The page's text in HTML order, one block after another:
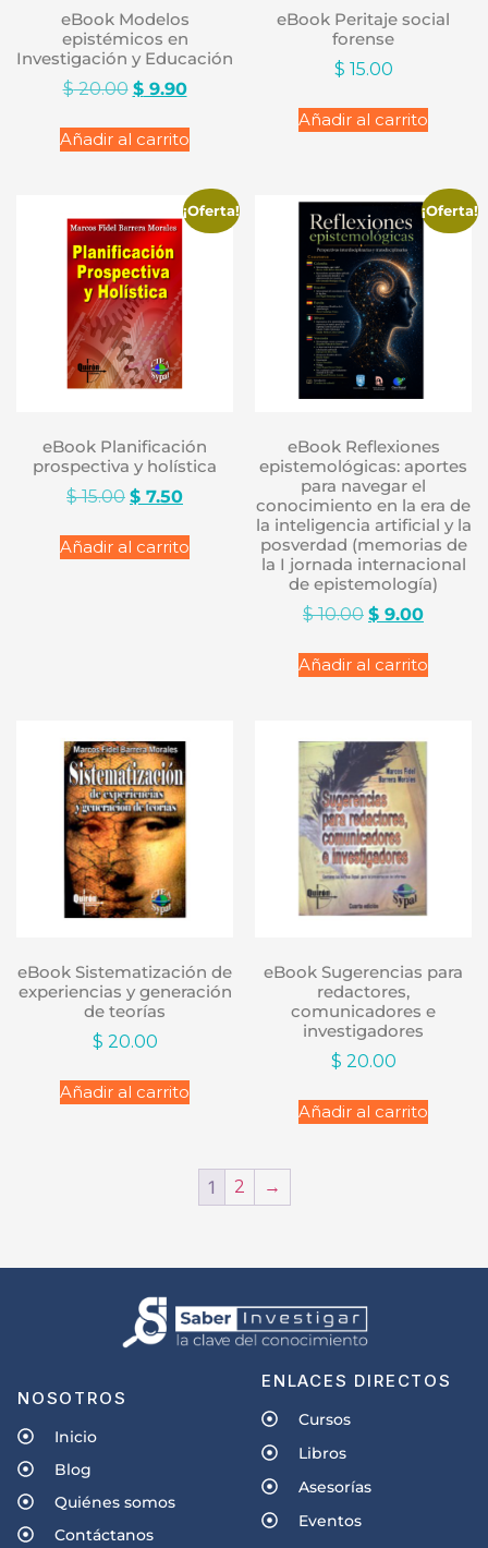
eBook Modelos
epistémicos en
Investigación y Educación
$20.00 $9.90
Añadir al carrito
eBook Peritaje social
forense
$ 15.00
Añadir al carrito
¡Oferta!
eBook Planificación
prospectiva y holística
$15.00 $ 7.50
Añadir al carrito
¡Oferta!
eBook Reflexiones
epistemológicas: aportes
para navegar el
conocimiento en la era de
la inteligencia artificial y la
posverdad (memorias de
la I jornada internacional
de epistemología)
$10.00 $ 9.00
Añadir al carrito
eBook Sistematización de
experiencias y generación
de teorías
$ 20.00
Añadir al carrito
eBook Sugerencias para
redactores,
comunicadores e
investigadores
$ 20.00
Añadir al carrito
1 2 →
NOSOTROS
Inicio
Blog
Quiénes somos
Contáctanos
ENLACES DIRECTOS
Cursos
Libros
Asesorías
Eventos